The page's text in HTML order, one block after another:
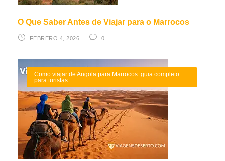
O Que Saber Antes de Viajar para o Marrocos
FEBRERO 4, 2026 0
Como viajar de Angola para Marrocos: guia completo
para turistas